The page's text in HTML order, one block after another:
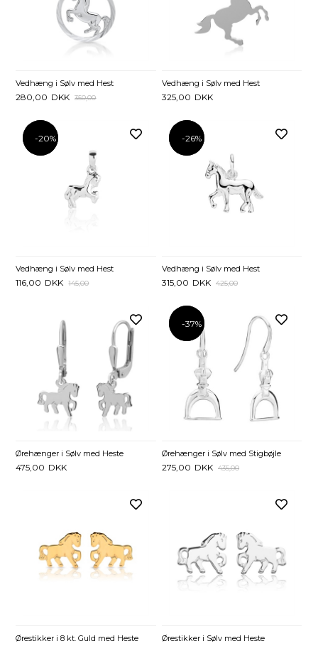
Vedhæng i Sølv med Hest
280,00 DKK 350,00
Vedhæng i Sølv med Hest
325,00 DKK
-20%
-20%
Vedhæng i Sølv med Hest
116,00 DKK 145,00
-26%
-26%
Vedhæng i Sølv med Hest
315,00 DKK 425,00
Ørehænger i Sølv med Heste
475,00 DKK
-37%
-37%
Ørehænger i Sølv med Stigbøjle
275,00 DKK 435,00
Ørestikker i 8 kt. Guld med Heste Ørestikker i Sølv med Heste